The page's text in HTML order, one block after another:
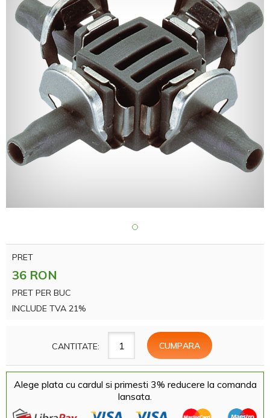
PRET
36 RON
PRET PER BUC
INCLUDE TVA 21%
CANTITATE:
Alege plata cu cardul si primesti 3% reducere la comanda
lansata.